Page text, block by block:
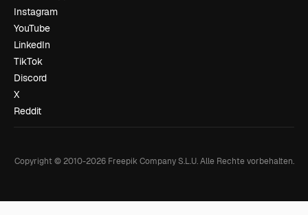
Instagram
YouTube
LinkedIn
TikTok
Discord
X
Reddit
Copyright © 2010-2026Freepik Company S.L.U. Alle Rechte vorbehalten.